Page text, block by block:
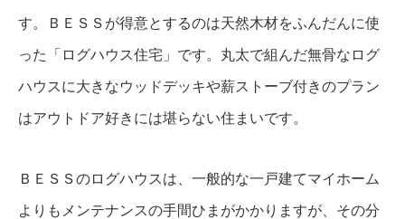
す。ＢＥＳＳが得意とするのは天然木材をふんだんに使
った「ログハウス住宅」です。丸太で組んだ無骨なログ
ハウスに大きなウッドデッキや薪ストーブ付きのプラン
はアウトドア好きには堪らない住まいです。
ＢＥＳＳのログハウスは、一般的な一戸建てマイホーム
よりもメンテナンスの手間ひまがかかりますが、その分